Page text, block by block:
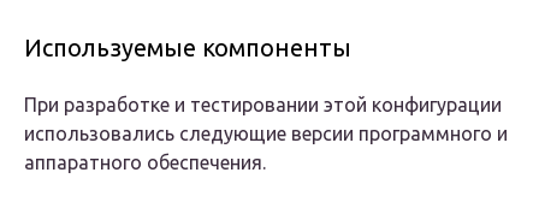
Используемые компоненты
При разработке и тестировании этой конфигурации
использовались следующие версии программного и
аппаратного обеспечения.